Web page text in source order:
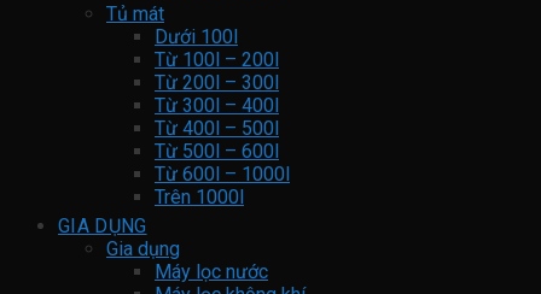
Tủ mát
Dưới 100l
Từ 100l – 200l
Từ 200l – 300l
Từ 300l – 400l
Từ 400l – 500l
Từ 500l – 600l
Từ 600l – 1000l
Trên 1000l
GIA DỤNG
Gia dụng
Máy lọc nước